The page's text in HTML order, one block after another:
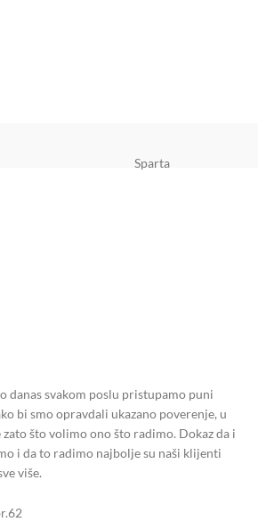
Sparta
danas svakom poslu pristupamo puni
bi smo opravdali ukazano poverenje, u
što volimo ono što radimo. Dokaz da i
i da to radimo najbolje su naši klijenti
više.